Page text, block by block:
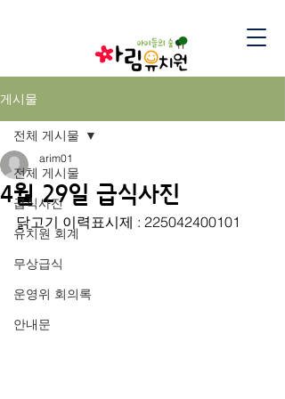
게시물
전체 게시물
급식사진
유치원 회계
무상급식
운영위 회의록
안내문
전체 게시물
4월 29일 급식사진
arim01
닭고기 이력표시제 : 225042400101